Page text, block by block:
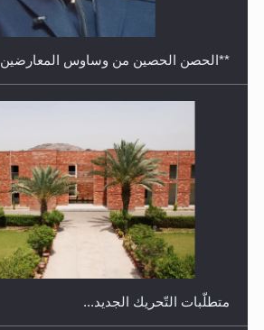
**الحصن الحصين من وساوس
متطلَّبات التّحريك الجديد...